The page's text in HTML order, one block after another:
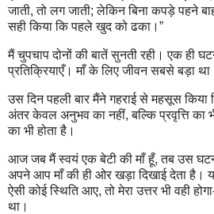
जाती, तो लग जाती; लेकिन बिना कपड़े पहने
सही किया कि पहले खुद को ढका।”
मैं चुपचाप दोनों की बातें सुनती रही। एक ही
प्रतिक्रियाएँ। माँ के लिए जीवन सबसे बड़ा था
उस दिन पहली बार मैंने गहराई से महसूस
अंतर केवल अनुभव का नहीं, बल्कि प्रवृत्ति का
का भी होता है।
आज जब मैं स्वयं एक बेटी की माँ हूँ, तब उस
अपने आप माँ की ही ओर खड़ा दिखाई देता है।
ऐसी कोई स्थिति आए, तो मेरा उत्तर भी वही
था।